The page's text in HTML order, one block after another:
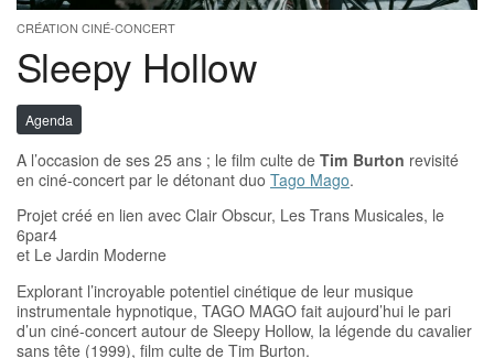
CRÉATION CINÉ-CONCERT
Sleepy Hollow
Agenda
A l’occasion de ses 25 ans ; le film culte de Tim Burton revisité
en ciné-concert par le détonant duo Tago Mago.
Projet créé en lien avec Clair Obscur, Les Trans Musicales, le
6par4
et Le Jardin Moderne
Explorant l’incroyable potentiel cinétique de leur musique
instrumentale hypnotique, TAGO MAGO fait aujourd’hui le pari
d’un ciné-concert autour de Sleepy Hollow, la légende du cavalier
sans tête (1999), film culte de Tim Burton.